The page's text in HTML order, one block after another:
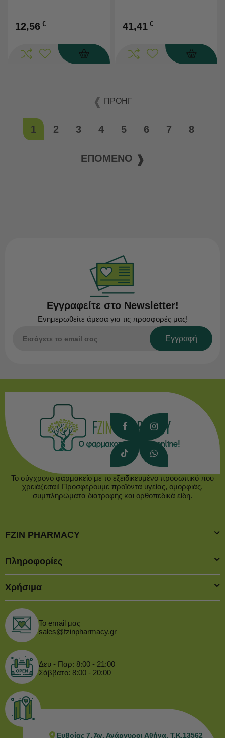
12,56 € 41,41 €
ΠΡΟΗΓ
1 2 3 4 5 6 7 8
ΕΠΌΜΕΝΟ
Εγγραφείτε στο Newsletter!
Ενημερωθείτε άμεσα για τις προσφορές μας!
Εγγραφή
Το σύγχρονο φαρμακείο με το εξειδικευμένο προσωπικό που
χρειάζεσαι! Προσφέρουμε προϊόντα υγείας, ομορφιάς,
συμπληρώματα διατροφής και ορθοπεδικά είδη.
FZIN PHARMACY
Πληροφορίες
Χρήσιμα
Το email μας
sales@fzinpharmacy.gr
Δευ - Παρ: 8:00 - 21:00
Σάββατο: 8:00 - 20:00
Ευβοίας 7, Άγ. Ανάργυροι Αθήνα, Τ.Κ.13562